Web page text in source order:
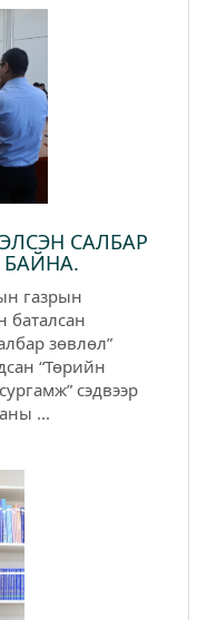
САЛБАР
газрын
баталсан
зөвлөл”
“Төрийн
сэдвээр
...